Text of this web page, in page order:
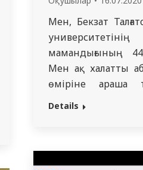
Мен, Бекзат
мамандығының
Мен ақ халатты
өміріне араша
армандадым. Бұл
тапқыр болуды
Details